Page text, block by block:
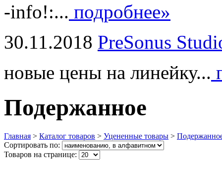
-info!:... подробнее»
30.11.2018 PreSonus
новые цены на линейку...
Подержанное
Главная > Каталог товаров > Уцененные товары >
Сортировать по:
Товаров на странице: